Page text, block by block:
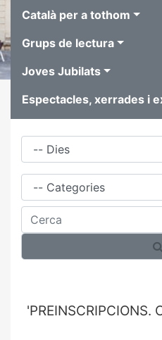
Català per a tothom
Grups de lectura
Joves Jubilats
Espectacles, xerrades i
Dies
Família
Cerca
'PREINSCRIPCIONS.